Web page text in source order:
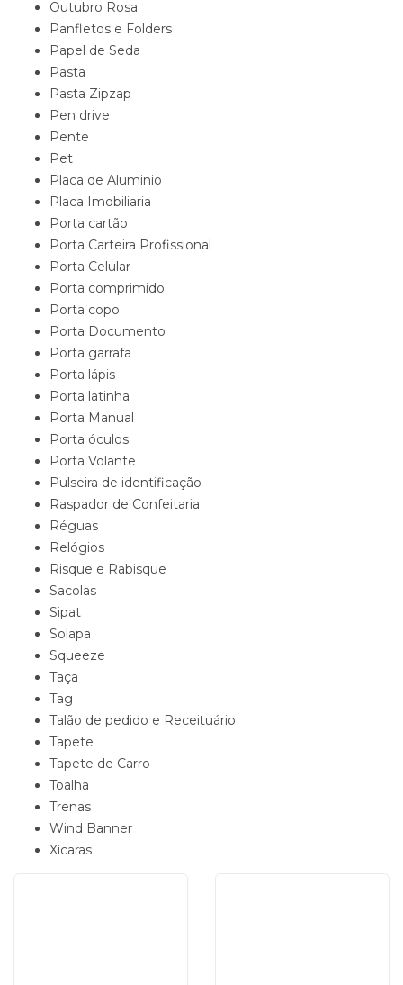
Outubro Rosa
Panfletos e Folders
Papel de Seda
Pasta
Pasta Zipzap
Pen drive
Pente
Pet
Placa de Aluminio
Placa Imobiliaria
Porta cartão
Porta Carteira Profissional
Porta Celular
Porta comprimido
Porta copo
Porta Documento
Porta garrafa
Porta lápis
Porta latinha
Porta Manual
Porta óculos
Porta Volante
Pulseira de identificação
Raspador de Confeitaria
Réguas
Relógios
Risque e Rabisque
Sacolas
Sipat
Solapa
Squeeze
Taça
Tag
Talão de pedido e Receituário
Tapete
Tapete de Carro
Toalha
Trenas
Wind Banner
Xícaras